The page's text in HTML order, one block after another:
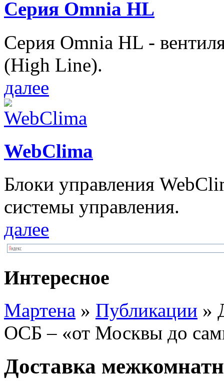
Серия Omnia HL
Серия Omnia HL -
(High Line).
далее
WebClima
Блоки упрaвлeния
системы управления.
далее
Интересное
Мартена » Публикации »
ОСБ – «от Москвы до
Доставка